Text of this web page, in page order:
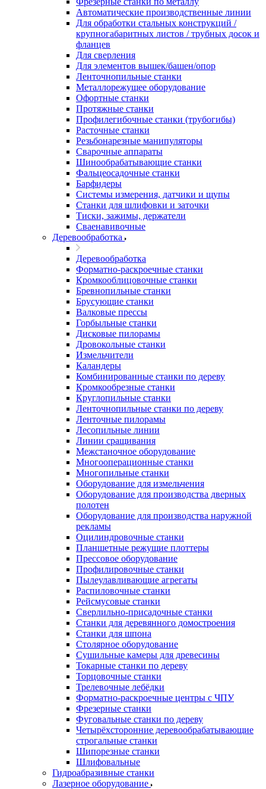
Автоматические производственные линии
Для обработки стальных конструкций /
крупногабаритных листов / трубных досок и
фланцев
Для сверления
Для элементов вышек/башен/опор
Ленточнопильные станки
Металлорежущее оборудование
Офортные станки
Протяжные станки
Профилегибочные станки (трубогибы)
Расточные станки
Резьбонарезные манипуляторы
Сварочные аппараты
Шинообрабатывающие станки
Фальцеосадочные станки
Барфидеры
Системы измерения, датчики и щупы
Станки для шлифовки и заточки
Тиски, зажимы, держатели
Cваенавивочные
Деревообработка
Деревообработка
Форматно-раскроечные станки
Кромкооблицовочные станки
Бревнопильные станки
Брусующие станки
Валковые прессы
Горбыльные станки
Дисковые пилорамы
Дровокольные станки
Измельчители
Каландеры
Комбинированные станки по дереву
Кромкообрезные станки
Круглопильные станки
Ленточнопильные станки по дереву
Ленточные пилорамы
Лесопильные линии
Линии сращивания
Межстаночное оборудование
Многооперационные станки
Многопильные станки
Оборудование для измельчения
Оборудование для производства дверных
полотен
Оборудование для производства наружной
рекламы
Оцилиндровочные станки
Планшетные режущие плоттеры
Прессовое оборудование
Профилировочные станки
Пылеулавливающие агрегаты
Распиловочные станки
Рейсмусовые станки
Сверлильно-присадочные станки
Станки для деревянного домостроения
Станки для шпона
Столярное оборудование
Сушильные камеры для древесины
Токарные станки по дереву
Торцовочные станки
Трелевочные лебёдки
Форматно-раскроечные центры с ЧПУ
Фрезерные станки
Фуговальные станки по дереву
Четырёхсторонние деревообрабатывающие
строгальные станки
Шипорезные станки
Шлифовальные
Гидроабразивные станки
Лазерное оборудование